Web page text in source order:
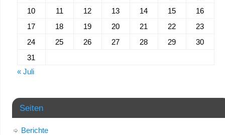
10
11 12 13 14 15
16
17
18 19 20 21 22
23
24
25 26 27 28 29
30
31
« Juli
Seiten
Berichte